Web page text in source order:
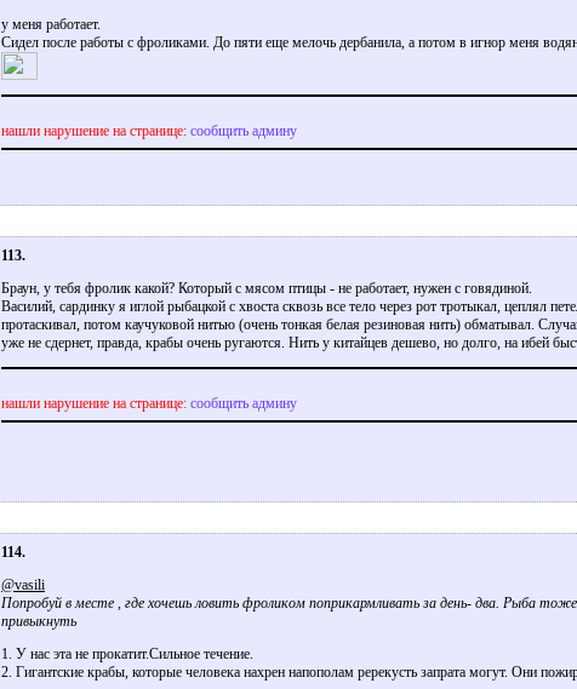
у меня работает.
Сидел после работы с фроликами. До пяти еще мелочь дербанила, а потом в игнор меня
нашли нарушение на странице: сообщить админу
113.
Браун, у тебя фролик какой? Который с мясом птицы - не работает, нужен с говядиной.
Василий, сардинку я иглой рыбацкой с хвоста сквозь все тело через рот тротыкал, цеплял
протаскивал, потом каучуковой нитью (очень тонкая белая резиновая нить) обматывал.
уже не сдернет, правда, крабы очень ругаются. Нить у китайцев дешево, но долго, на ибей
нашли нарушение на странице: сообщить админу
114.
@vasili
Попробуй в месте , где хочешь ловить фроликом поприкармливать за день- два. Рыба
привыкнуть
1. У нас эта не прокатит.Сильное течение.
2. Гигантские крабы, которые человека нахрен напополам ререкусть запрата могут. Они